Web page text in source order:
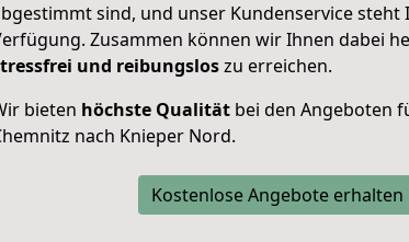
sind, und unser Kundenservice steht
Zusammen können wir Ihnen dabei
und reibungsloszu erreichen.
bieten höchste Qualität bei den Angeboten
nach Knieper Nord.
Kostenlose Angebote erhalten